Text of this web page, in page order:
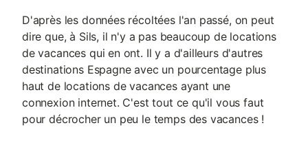
D'après les données récoltées l'an passé, on peut
dire que, à Sils, il n'y a pas beaucoup de locations
de vacances qui en ont. Il y a d'ailleurs d'autres
destinations Espagne avec un pourcentage plus
haut de locations de vacances ayant une
connexion internet. C'est tout ce qu'il vous faut
pour décrocher un peu le temps des vacances !